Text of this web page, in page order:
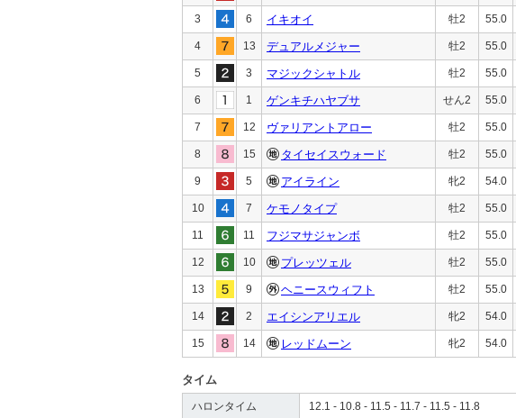
3 6 イキオイ 牡2 55.0
4 13 デュアルメジャー 牡2 55.0
5 3 マジックシャトル 牡2 55.0
6 1 ゲンキチハヤブサ せん2 55.0
7 12 ヴァリアントアロー 牡2 55.0
8 15 タイセイスウォード 牡2 55.0
9 5 アイライン 牝2 54.0
10 7 ケモノタイプ 牡2 55.0
11 11 フジマサジャンボ 牡2 55.0
12 10 プレッツェル 牡2 55.0
13 9 ヘニースウィフト 牡2 55.0
14 2 エイシンアリエル 牝2 54.0
15 14 レッドムーン 牝2 54.0
タイム
ハロンタイム 12.1 - 10.8 - 11.5 - 11.7 - 11.5 - 11.8